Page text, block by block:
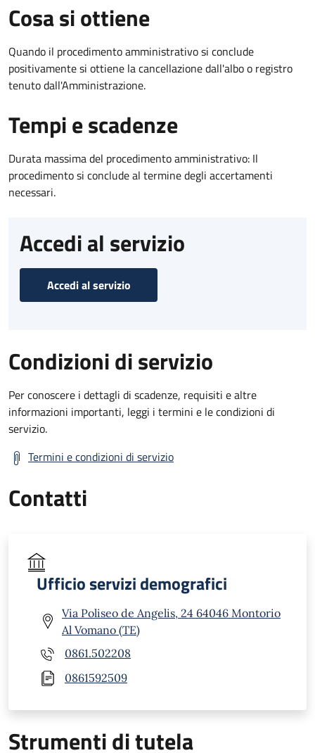
Cosa si ottiene
Quando il procedimento amministrativo si conclude
positivamente si ottiene la cancellazione dall'albo o registro
tenuto dall'Amministrazione.
Tempi e scadenze
Durata massima del procedimento amministrativo: Il
procedimento si conclude al termine degli accertamenti
necessari.
Accedi al servizio
Accedi al servizio
Condizioni di servizio
Per conoscere i dettagli di scadenze, requisiti e altre
informazioni importanti, leggi i termini e le condizioni di
servizio.
Termini e condizioni di servizio
Contatti
Ufficio servizi demografici
Via Poliseo de Angelis, 24 64046 Montorio
Al Vomano (TE)
0861.502208
0861592509
Strumenti di tutela